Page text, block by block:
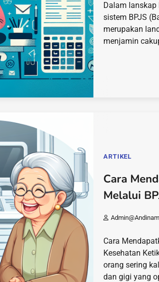
Dalam
sistem BPJS
merupakan
menjamin
ARTIKEL
Cara
Melalui
Cara
Kesehatan
orang sering
dan gigi yang